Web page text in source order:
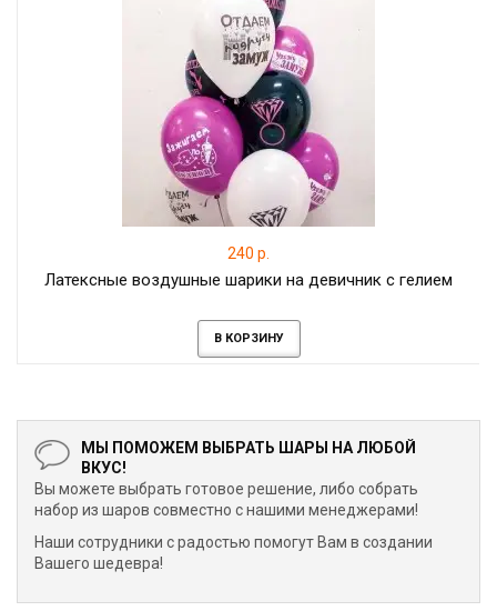
240 р.
Латексные воздушные шарики на девичник с гелием
В КОРЗИНУ
МЫ ПОМОЖЕМ ВЫБРАТЬ ШАРЫ НА ЛЮБОЙ
ВКУС!
Вы можете выбрать готовое решение, либо собрать
набор из шаров совместно с нашими менеджерами!
Наши сотрудники с радостью помогут Вам в создании
Вашего шедевра!